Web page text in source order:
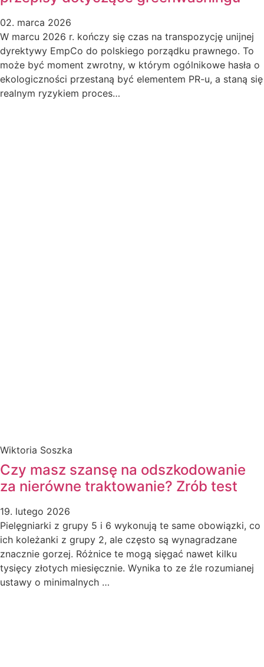
02. marca 2026
W marcu 2026 r. kończy się czas na transpozycję unijnej
dyrektywy EmpCo do polskiego porządku prawnego. To
może być moment zwrotny, w którym ogólnikowe hasła o
ekologiczności przestaną być elementem PR-u, a staną się
realnym ryzykiem proces…
Wiktoria Soszka
Czy masz szansę na odszkodowanie
za nierówne traktowanie? Zrób test
19. lutego 2026
Pielęgniarki z grupy 5 i 6 wykonują te same obowiązki, co
ich koleżanki z grupy 2, ale często są wynagradzane
znacznie gorzej. Różnice te mogą sięgać nawet kilku
tysięcy złotych miesięcznie. Wynika to ze źle rozumianej
ustawy o minimalnych …